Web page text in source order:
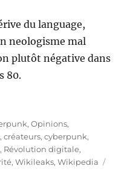
du language,
neologisme mal
plutôt négative dans
80.
,Opinions,
,créateurs,cyberpunk,
, Révolution digitale,
,Wikileaks,Wikipedia